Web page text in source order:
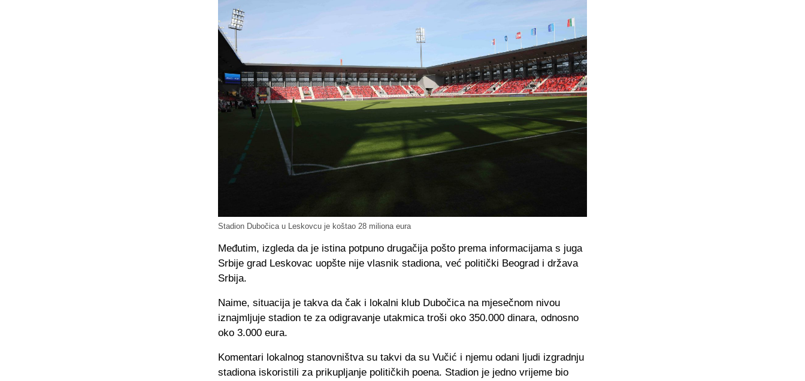
Stadion Dubočica u Leskovcu je koštao 28 miliona eura
Međutim, izgleda da je istina potpuno drugačija pošto prema informacijama s juga
Srbije grad Leskovac uopšte nije vlasnik stadiona, već politički Beograd i država
Srbija.
Naime, situacija je takva da čak i lokalni klub Dubočica na mjesečnom nivou
iznajmljuje stadion te za odigravanje utakmica troši oko 350.000 dinara, odnosno
oko 3.000 eura.
Komentari lokalnog stanovništva su takvi da su Vučić i njemu odani ljudi izgradnju
stadiona iskoristili za prikupljanje političkih poena. Stadion je jedno vrijeme bio